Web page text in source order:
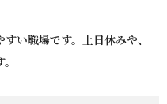
い職場です。土日休みや、